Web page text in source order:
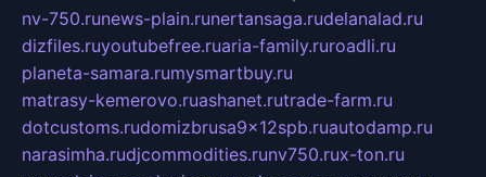
nv-750.runews-plain.runertansaga.rudelanalad.ru
dizfiles.ruyoutubefree.ruaria-family.ruroadli.ru
planeta-samara.rumysmartbuy.ru
matrasy-kemerovo.ruashanet.rutrade-farm.ru
dotcustoms.rudomizbrusa9x12spb.ruautodamp.ru
narasimha.rudjcommodities.runv750.rux-ton.ru